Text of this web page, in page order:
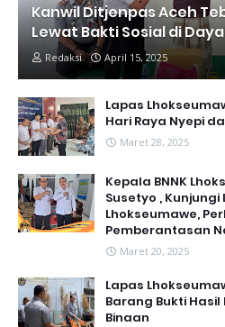
Kanwil Ditjenpas Aceh
Lewat Bakti Sosial di
Redaksi April 15, 2025
Lapas
Hari Raya Nyepi
Maret 28, 2025
Kepala BNNK
Susetyo , Kunjungi
Lhokseumawe,
Pemberantasan
Maret 20, 2025
Lapas
Barang Bukti Hasil
Binaan